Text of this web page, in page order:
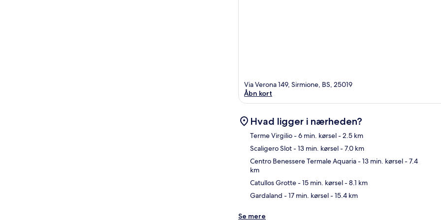
Via Verona 149, Sirmione, BS, 25019
Åbn kort
Hvad ligger i nærheden?
Terme Virgilio- 6 min. kørsel- 2.5 km
Scaligero Slot- 13 min. kørsel- 7.0 km
Centro Benessere Termale Aquaria- 13 min. kørsel- 7.4
km
Catullos Grotte- 15 min. kørsel- 8.1 km
Gardaland - 17 min. kørsel- 15.4 km
Se mere